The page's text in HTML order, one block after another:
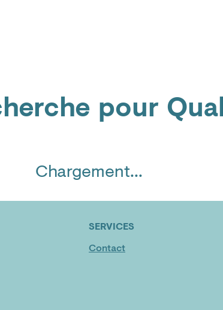
pour
Chargement...
SERVICES
Contact